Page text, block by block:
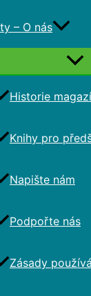
– O nás
Historie
Knihy pro
Napište nám
Podpořte nás
Zásady